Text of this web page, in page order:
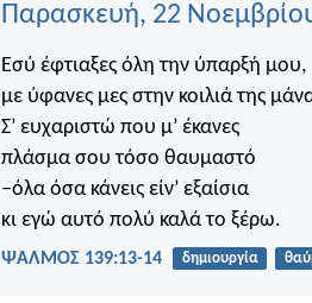
Παρασκευή, 22
Εσύ έφτιαξες όλη την ύπαρξή μου,
με ύφανες μες στην κοιλιά της
Σ’ ευχαριστώ που μ’ έκανες
πλάσμα σου τόσο θαυμαστό
–όλα όσα κάνεις είν’ εξαίσια
κι εγώ αυτό πολύ καλά το ξέρω.
ΨΑΛΜΌΣ 139:13-14 δημιουργία